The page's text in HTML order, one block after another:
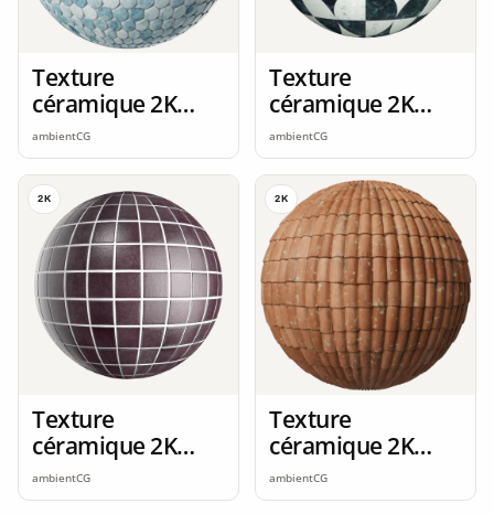
Texture
céramique 2K
seamless
ambientCG
Texture
céramique 2K
seamless
ambientCG
2K
Texture
céramique 2K
seamless
ambientCG
2K
Texture
céramique 2K
seamless
ambientCG